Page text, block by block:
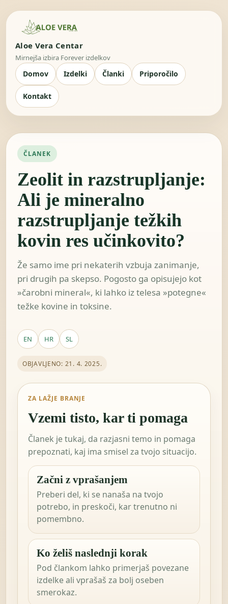
Aloe Vera Centar
Mirnejša izbira Forever izdelkov
Domov Izdelki Članki Priporočilo
Kontakt
ČLANEK
Zeolit ​​in razstrupljanje:
Ali je mineralno
razstrupljanje težkih
kovin res učinkovito?
Že samo ime pri nekaterih vzbuja zanimanje,
pri drugih pa skepso. Pogosto ga opisujejo kot
»čarobni mineral«, ki lahko iz telesa »potegne«
težke kovine in toksine.
EN HR SL
OBJAVLJENO: 21. 4. 2025.
ZA LAŽJE BRANJE
Vzemi tisto, kar ti pomaga
Članek je tukaj, da razjasni temo in pomaga
prepoznati, kaj ima smisel za tvojo situacijo.
Začni z vprašanjem
Preberi del, ki se nanaša na tvojo
potrebo, in preskoči, kar trenutno ni
pomembno.
Ko želiš naslednji korak
Pod člankom lahko primerjaš povezane
izdelke ali vprašaš za bolj oseben
smerokaz.